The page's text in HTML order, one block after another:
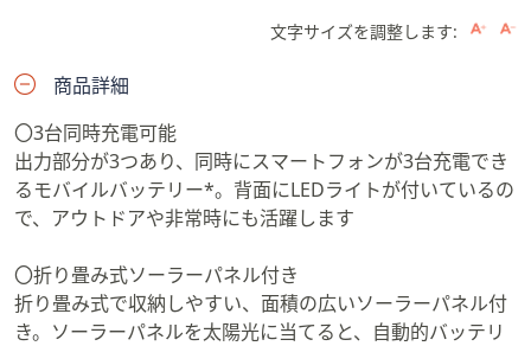
文字サイズを調整します:
商品詳細
〇3台同時充電可能
出力部分が3つあり、同時にスマートフォンが3台充電でき
るモバイルバッテリー*。背面にLEDライトが付いているの
で、アウトドアや非常時にも活躍します
〇折り畳み式ソーラーパネル付き
折り畳み式で収納しやすい、面積の広いソーラーパネル付
き。ソーラーパネルを太陽光に当てると、自動的バッテリ